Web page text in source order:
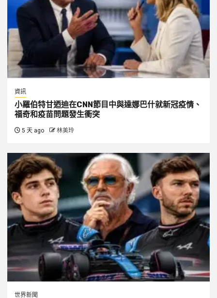
資訊
小羅伯特甘迺迪在CNN節目中與達娜巴什就新冠疫情、
福奇和疫苗問題發生衝突
5 天 ago 林美玲
世界新聞